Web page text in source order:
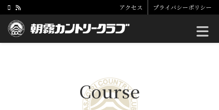
アクセス プライバシーポリシー
Course